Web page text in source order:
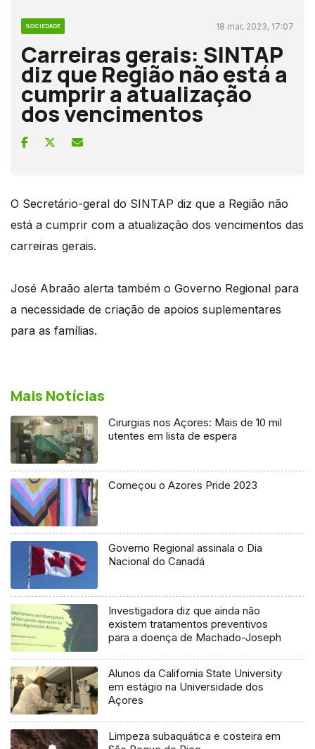
SOCIEDADE 18 mar, 2023, 17:07
Carreiras gerais: SINTAP
diz que Região não está a
cumprir a atualização
dos vencimentos
O Secretário-geral do SINTAP diz que a Região não
está a cumprir com a atualização dos vencimentos das
carreiras gerais.
José Abraão alerta também o Governo Regional para
a necessidade de criação de apoios suplementares
para as famílias.
Mais Notícias
Cirurgias nos Açores: Mais de 10 mil
utentes em lista de espera
Começou o Azores Pride 2023
Governo Regional assinala o Dia
Nacional do Canadá
Investigadora diz que ainda não
existem tratamentos preventivos
para a doença de Machado-Joseph
Alunos da California State University
em estágio na Universidade dos
Açores
Limpeza subaquática e costeira em